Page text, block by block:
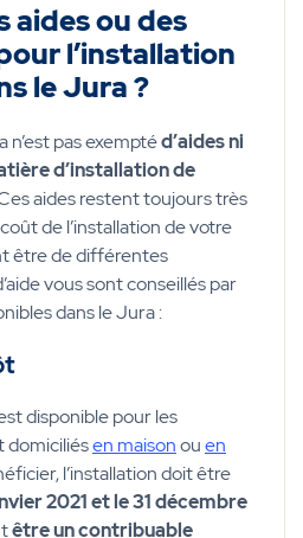
aides ou des
l’installation
le Jura ?
pas exemptéd’aides ni
d’installation de
aides restent toujours très
de l’installation de votre
être de différentes
vous sont conseillés par
dans le Jura :
disponible pour les
domiciliésen maisonouen
l’installation doit être
2021 et le 31 décembre
être un contribuable